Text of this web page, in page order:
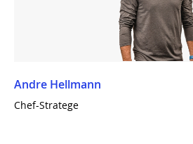
Andre Hellmann
Chef-Stratege